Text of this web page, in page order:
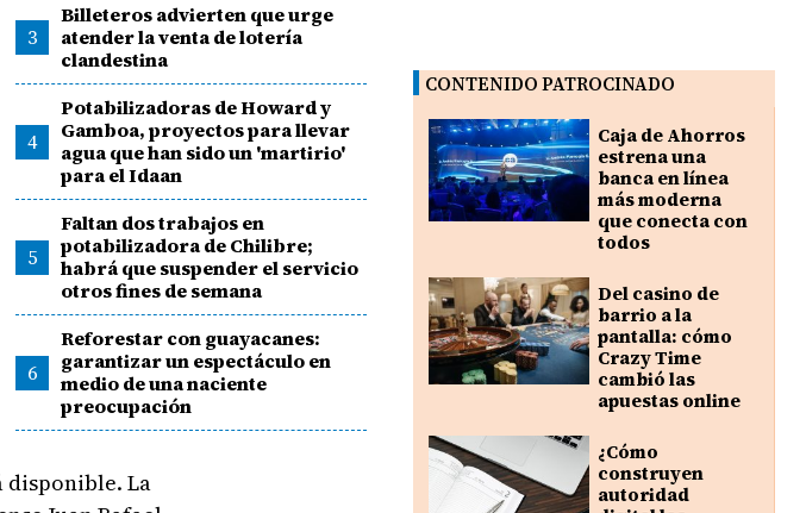
3
Billeteros advierten que urge
atender la venta de lotería
clandestina
4
Potabilizadoras de Howard y
Gamboa, proyectos para llevar
agua que han sido un 'martirio'
para el Idaan
5
Faltan dos trabajos en
potabilizadora de Chilibre;
habrá que suspender el servicio
otros fines de semana
6
Reforestar con guayacanes:
garantizar un espectáculo en
medio de una naciente
preocupación
disponible. La
CONTENIDO PATROCINADO
Caja de Ahorros
estrena una
banca en línea
más moderna
que conecta con
todos
Del casino de
barrio a la
pantalla: cómo
Crazy Time
cambió las
apuestas online
¿Cómo
construyen
autoridad